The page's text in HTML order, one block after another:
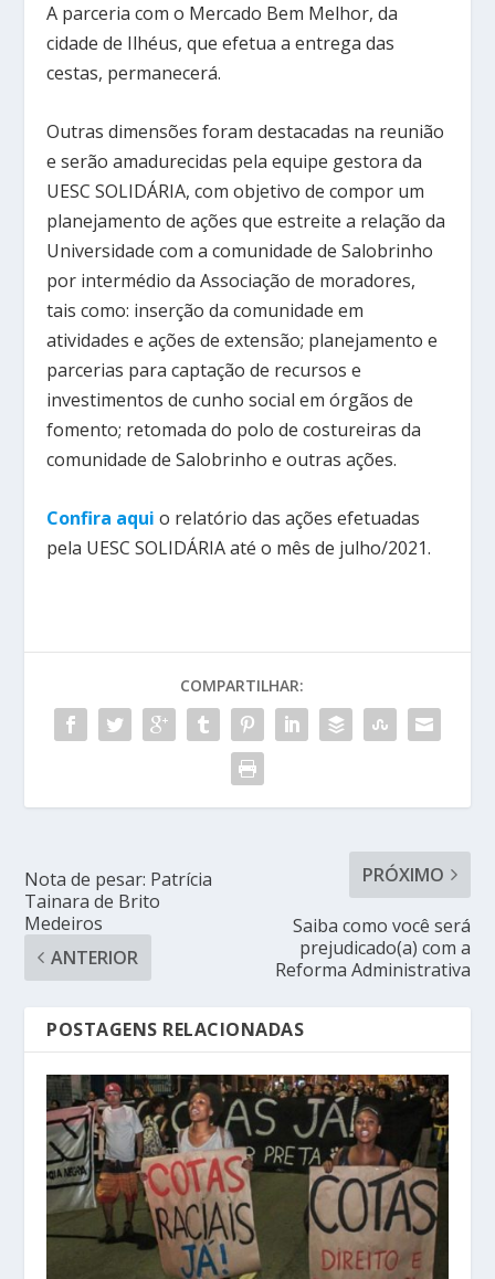
A parceria com o Mercado Bem Melhor, da
cidade de Ilhéus, que efetua a entrega das
cestas, permanecerá.
Outras dimensões foram destacadas na reunião
e serão amadurecidas pela equipe gestora da
UESC SOLIDÁRIA, com objetivo de compor um
planejamento de ações que estreite a relação da
Universidade com a comunidade de Salobrinho
por intermédio da Associação de moradores,
tais como: inserção da comunidade em
atividades e ações de extensão; planejamento e
parcerias para captação de recursos e
investimentos de cunho social em órgãos de
fomento; retomada do polo de costureiras da
comunidade de Salobrinho e outras ações.
Confira aqui o relatório das ações efetuadas
pela UESC SOLIDÁRIA até o mês de julho/2021.
COMPARTILHAR:
Nota de pesar: Patrícia
Tainara de Brito
Medeiros
ANTERIOR
PRÓXIMO
Saiba como você será
prejudicado(a) com a
Reforma Administrativa
POSTAGENS RELACIONADAS